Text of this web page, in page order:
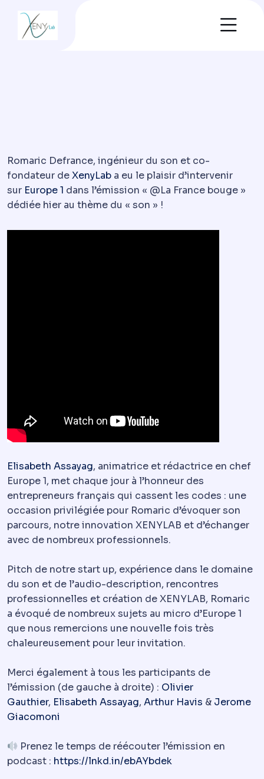
Romaric Defrance, ingénieur du son et co-
fondateur deXenyLab a eu le plaisir d’intervenir
sur Europe 1 dans l’émission « @La France bouge »
dédiée hier au thème du « son » !
Elisabeth Assayag, animatrice et rédactrice en chef
Europe 1, met chaque jour à l’honneur des
entrepreneurs français qui cassent les codes : une
occasion privilégiée pour Romaric d’évoquer son
parcours, notre innovation XENYLAB et d’échanger
avec de nombreux professionnels.
Pitch de notre start up, expérience dans le domaine
du son et de l’audio-description, rencontres
professionnelles et création de XENYLAB, Romaric
a évoqué de nombreux sujets au micro d’Europe 1
que nous remercions une nouvelle fois très
chaleureusement pour leur invitation.
Merci également à tous les participants de
l’émission (de gauche à droite) : Olivier
Gauthier, Elisabeth Assayag, Arthur Havis & Jerome
Giacomoni
Prenez le temps de réécouter l’émission en
podcast : https://lnkd.in/ebAYbdek